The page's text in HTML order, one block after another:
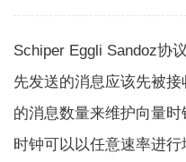
Schiper Eggli Sandoz协
先发送的消息应该先被
的消息数量来维护向量
时钟可以以任意速率进